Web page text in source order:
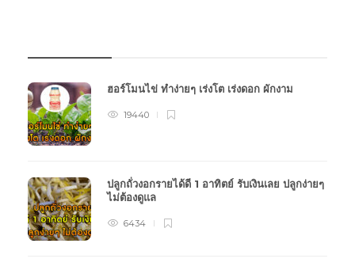
ฮอร์โมนไข่ ทำง่ายๆ เร่งโต เร่งดอก ผักงาม
19440
ปลูกถั่วงอกรายได้ดี 1 อาทิตย์ รับเงินเลย ปลูกง่ายๆ
ไม่ต้องดูแล
6434